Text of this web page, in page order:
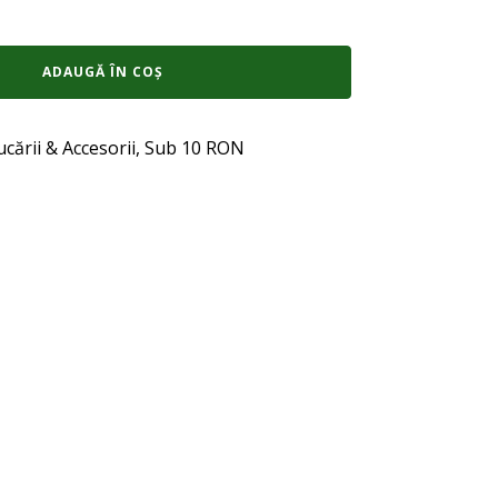
ADAUGĂ ÎN COȘ
& Accesorii, Sub 10 RON